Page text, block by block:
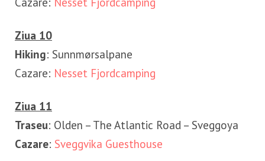
Ziua 10
Hiking: Sunnmørsalpane
Cazare: Nesset Fjordcamping
Ziua 11
Traseu: Olden – The Atlantic Road – Sveggoya
Cazare: Sveggvika Guesthouse